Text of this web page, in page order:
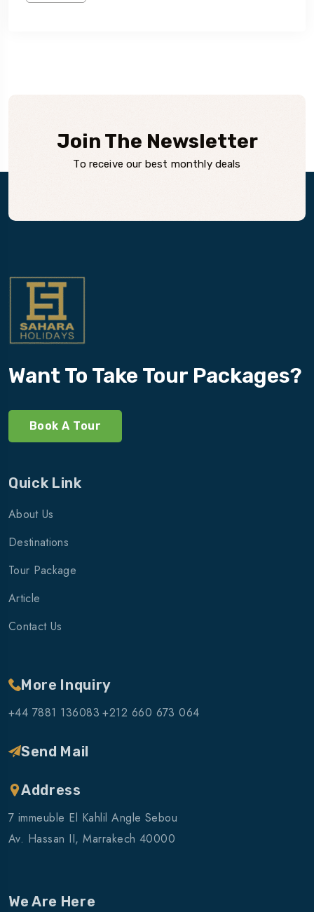
Join The Newsletter
To receive our best monthly deals
Want To Take Tour Packages?
Book A Tour
Quick Link
About Us
Destinations
Tour Package
Article
Contact Us
More Inquiry
+44 7881 136083 +212 660 673 064
Send Mail
Address
7 immeuble El Kahlil Angle Sebou
Av. Hassan II, Marrakech 40000
We Are Here